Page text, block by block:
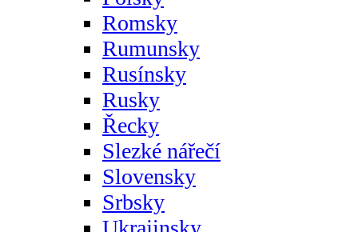
Romsky
Rumunsky
Rusínsky
Rusky
Řecky
Slezké nářečí
Slovensky
Srbsky